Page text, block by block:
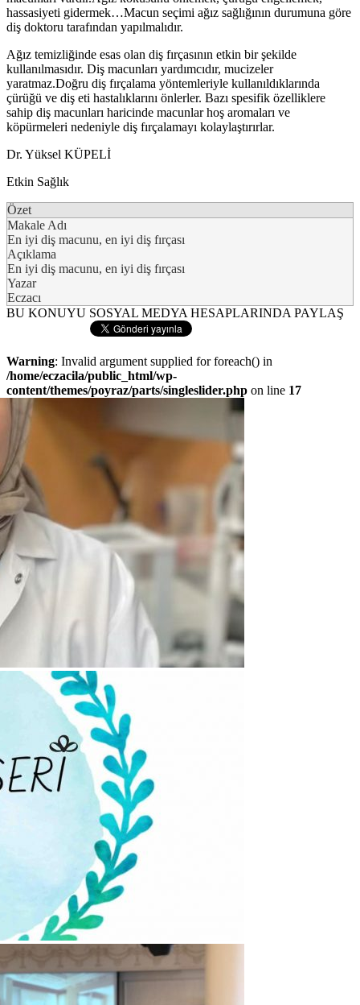
hassasiyeti gidermek…Macun seçimi ağız sağlığının durumuna göre
diş doktoru tarafından yapılmalıdır.
Ağız temizliğinde esas olan diş fırçasının etkin bir şekilde
kullanılmasıdır. Diş macunları yardımcıdır, mucizeler
yaratmaz.Doğru diş fırçalama yöntemleriyle kullanıldıklarında
çürüğü ve diş eti hastalıklarını önlerler. Bazı spesifik özelliklere
sahip diş macunları haricinde macunlar hoş aromaları ve
köpürmeleri nedeniyle diş fırçalamayı kolaylaştırırlar.
Dr. Yüksel KÜPELİ
Etkin Sağlık
Özet
Makale Adı
En iyi diş macunu, en iyi diş fırçası
Açıklama
En iyi diş macunu, en iyi diş fırçası
Yazar
Eczacı
BU KONUYU SOSYAL MEDYA HESAPLARINDA PAYLAŞ
Warning: Invalid argument supplied for foreach() in
/home/eczacila/public_html/wp-
content/themes/poyraz/parts/singleslider.php on line 17